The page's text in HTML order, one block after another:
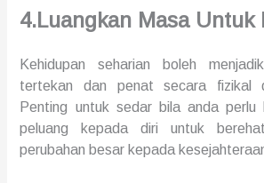
4.Luangkan Masa Untuk
Kehidupan seharian boleh
tertekan dan penat secara fizikal
Penting untuk sedar bila anda perlu
peluang kepada diri untuk berehat
perubahan besar kepada